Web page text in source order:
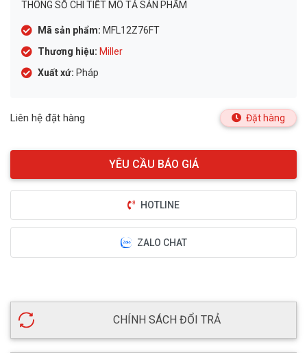
THÔNG SỐ CHI TIẾT MÔ TẢ SẢN PHẨM
Mã sản phẩm: MFL12Z76FT
Thương hiệu: Miller
Xuất xứ: Pháp
Liên hệ đặt hàng Đặt hàng
HOTLINE
ZALO CHAT
CHÍNH SÁCH ĐỔI TRẢ